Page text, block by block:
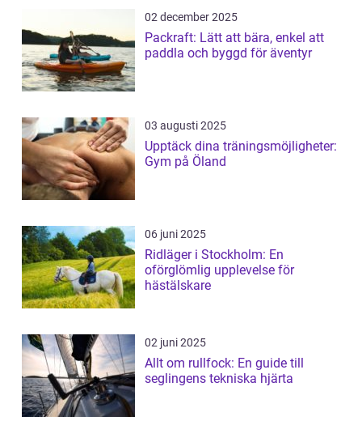
02 december 2025
Packraft: Lätt att bära, enkel att
paddla och byggd för äventyr
03 augusti 2025
Upptäck dina träningsmöjligheter:
Gym på Öland
06 juni 2025
Ridläger i Stockholm: En
oförglömlig upplevelse för
hästälskare
02 juni 2025
Allt om rullfock: En guide till
seglingens tekniska hjärta